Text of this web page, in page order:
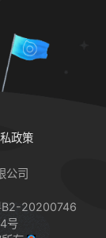
政策
公司
20200746
号